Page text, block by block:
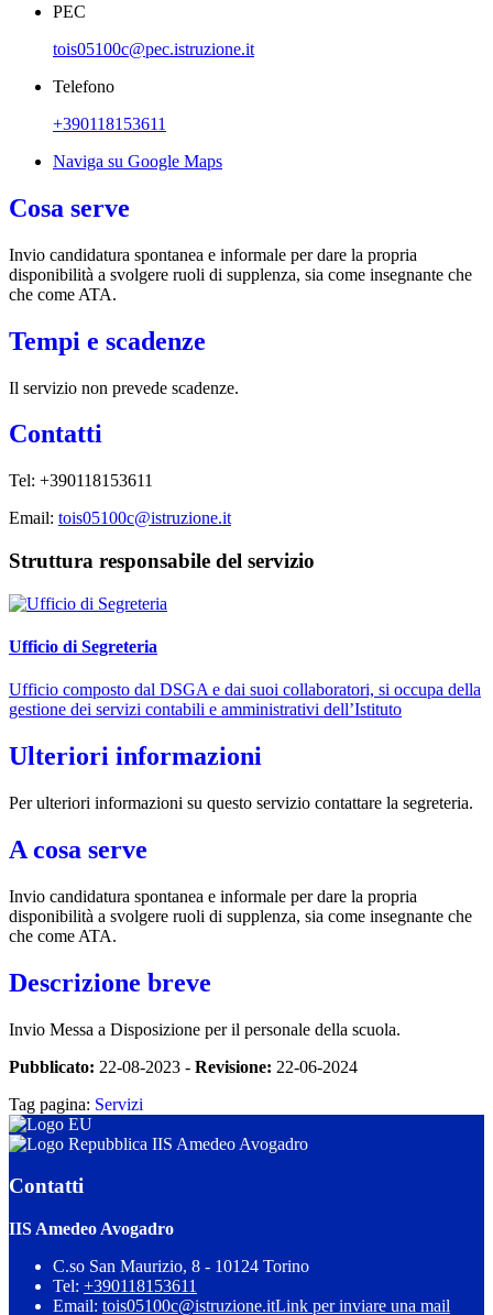
PEC
tois05100c@pec.istruzione.it
Telefono
+390118153611
Naviga su Google Maps
Cosa serve
Invio candidatura spontanea e informale per dare la propria
disponibilità a svolgere ruoli di supplenza, sia come insegnante che
che come ATA.
Tempi e scadenze
Il servizio non prevede scadenze.
Contatti
Tel: +390118153611
Email: tois05100c@istruzione.it
Struttura responsabile del servizio
Ufficio di Segreteria
Ufficio composto dal DSGA e dai suoi collaboratori, si occupa della
gestione dei servizi contabili e amministrativi dell’Istituto
Ulteriori informazioni
Per ulteriori informazioni su questo servizio contattare la segreteria.
A cosa serve
Invio candidatura spontanea e informale per dare la propria
disponibilità a svolgere ruoli di supplenza, sia come insegnante che
che come ATA.
Descrizione breve
Invio Messa a Disposizione per il personale della scuola.
Pubblicato: 22-08-2023 - Revisione: 22-06-2024
Tag pagina: Servizi
IIS Amedeo Avogadro
Contatti
IIS Amedeo Avogadro
C.so San Maurizio, 8 - 10124 Torino
Tel: +390118153611
Email: tois05100c@istruzione.itLink per inviare una mail